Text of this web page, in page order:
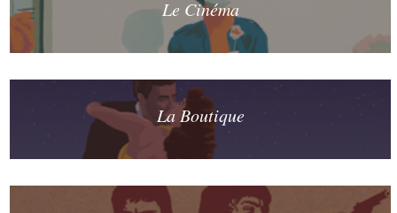
Le Cinéma
La Boutique